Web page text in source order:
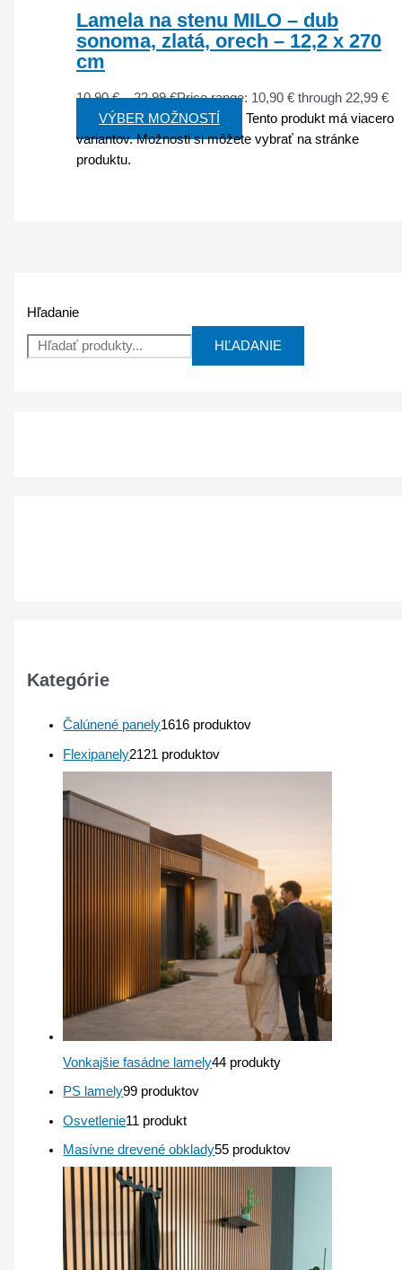
Hľadanie
HĽADANIE
Kategórie
Čalúnené panely1616 produktov
Flexipanely2121 produktov
Vonkajšie fasádne lamely44 produkty
PS lamely99 produktov
Osvetlenie11 produkt
Masívne drevené obklady55 produktov
Lamela na stenu MILO – dub
sonoma, zlatá, orech – 12,2 x 270
cm
10,90€ – 22,99€Price range: 10,90 € through 22,99 €
VÝBER MOŽNOSTÍ
Tento produkt má viacero
variantov. Možnosti si môžete vybrať na stránke
produktu.